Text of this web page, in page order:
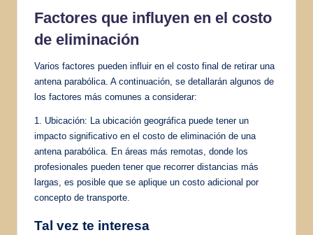
Factores que influyen en el costo
de eliminación
Varios factores pueden influir en el costo final de retirar una
antena parabólica. A continuación, se detallarán algunos de
los factores más comunes a considerar:
1. Ubicación: La ubicación geográfica puede tener un
impacto significativo en el costo de eliminación de una
antena parabólica. En áreas más remotas, donde los
profesionales pueden tener que recorrer distancias más
largas, es posible que se aplique un costo adicional por
concepto de transporte.
Tal vez te interesa